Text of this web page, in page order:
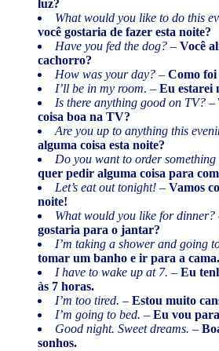
luz?
What would you like to do this
você gostaria de fazer esta noite?
Have you fed the dog? – Você
cachorro?
How was your day? – Como foi
I’ll be in my room. – Eu estarei
Is there anything good on TV? –
coisa boa na TV?
Are you up to anything this
alguma coisa esta noite?
Do you want to order something
quer pedir alguma coisa para
Let’s eat out tonight! – Vamos
noite!
What would you like for dinner?
gostaria para o jantar?
I’m taking a shower and going
tomar um banho e ir para a cama.
I have to wake up at 7. – Eu
às 7 horas.
I’m too tired. – Estou muito
I’m going to bed. – Eu vou
Good night. Sweet dreams. –
sonhos.